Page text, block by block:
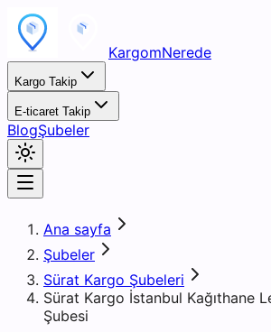
KargomNerede
Kargo Takip
E-ticaret Takip
BlogŞubeler
Ana sayfa
Şubeler
Sürat Kargo Şubeleri
Sürat Kargo İstanbul Kağıthane
Şubesi